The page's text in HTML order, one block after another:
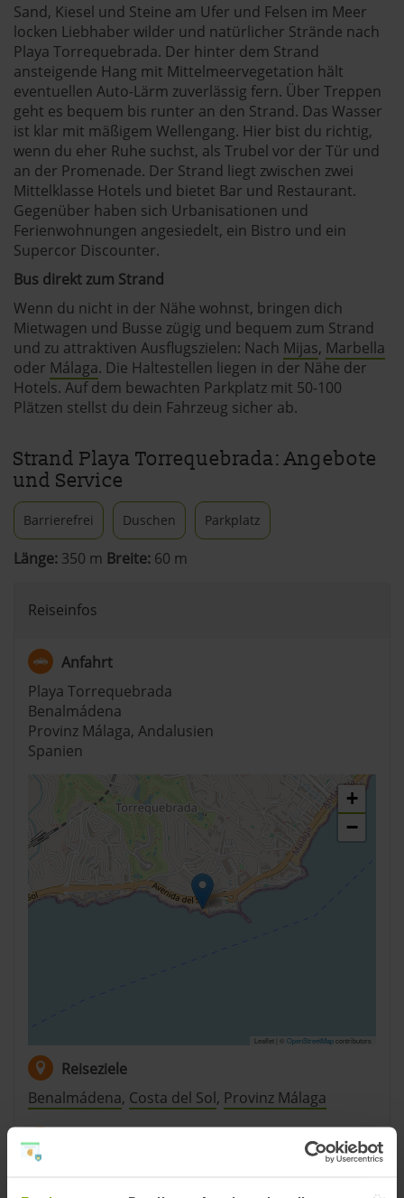
Sand, Kiesel und Steine am Ufer und Felsen im Meer
locken Liebhaber wilder und natürlicher Strände nach
Playa Torrequebrada. Der hinter dem Strand
ansteigende Hang mit Mittelmeervegetation hält
eventuellen Auto-Lärm zuverlässig fern. Über Treppen
geht es bequem bis runter an den Strand. Das Wasser
ist klar mit mäßigem Wellengang. Hier bist du richtig,
wenn du eher Ruhe suchst, als Trubel vor der Tür und
an der Promenade. Der Strand liegt zwischen zwei
Mittelklasse Hotels und bietet Bar und Restaurant.
Gegenüber haben sich Urbanisationen und
Ferienwohnungen angesiedelt, ein Bistro und ein
Supercor Discounter.
Bus direkt zum Strand
Wenn du nicht in der Nähe wohnst, bringen dich
Mietwagen und Busse zügig und bequem zum Strand
und zu attraktiven Ausflugszielen: Nach Mijas, Marbella
oder Málaga. Die Haltestellen liegen in der Nähe der
Hotels. Auf dem bewachten Parkplatz mit 50-100
Plätzen stellst du dein Fahrzeug sicher ab.
Strand Playa Torrequebrada: Angebote
und Service
Barrierefrei Duschen Parkplatz
Länge: 350 m Breite: 60 m
Reiseinfos
Anfahrt
Playa Torrequebrada
Benalmádena
Provinz Málaga, Andalusien
Spanien
+
−
Leaflet | © OpenStreetMapcontributors
Reiseziele
Benalmádena, Costa del Sol, Provinz Málaga
Benalmádena Strände
Costa del Sol Strände,